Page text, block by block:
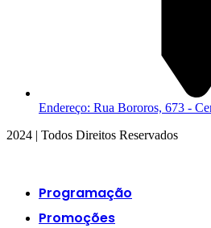
Endereço: Rua Bororos, 673 -
2024 | Todos Direitos Reservados
Programação
Promoções